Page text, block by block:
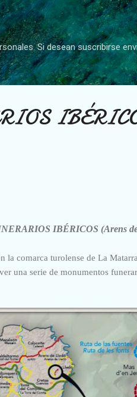
Ir al contenido principal
Si desean suscribirse
IBÉRICOS (Arens
la comarca turolense de La
una serie de monumentos